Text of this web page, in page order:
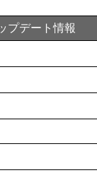
プデート情報